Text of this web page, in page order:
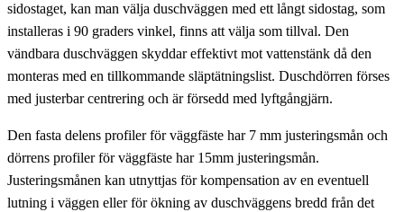
sidostaget, kan man välja duschväggen med ett långt sidostag, som
installeras i 90 graders vinkel, finns att välja som tillval. Den
vändbara duschväggen skyddar effektivt mot vattenstänk då den
monteras med en tillkommande släptätningslist. Duschdörren förses
med justerbar centrering och är försedd med lyftgångjärn.
Den fasta delens profiler för väggfäste har 7 mm justeringsmån och
dörrens profiler för väggfäste har 15mm justeringsmån.
Justeringsmånen kan utnyttjas för kompensation av en eventuell
lutning i väggen eller för ökning av duschväggens bredd från det